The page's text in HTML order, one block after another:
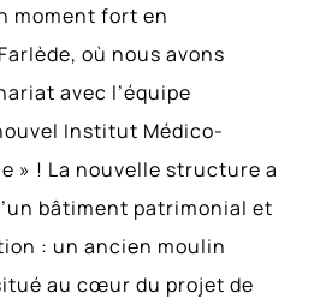
moment fort en
où nous avons
avec l’équipe
Institut Médico-
» ! La nouvelle structure a
bâtiment patrimonial et
: un ancien moulin
au cœur du projet de